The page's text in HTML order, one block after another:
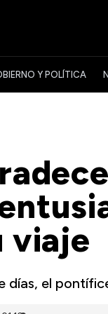
Y POLÍTICA
viaje
días, el